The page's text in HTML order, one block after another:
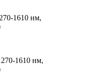
1610 нм,
1610 нм,